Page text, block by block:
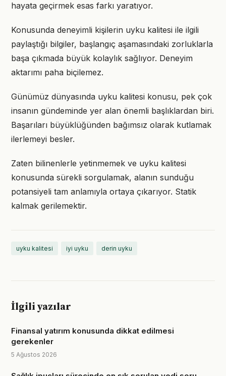
hayata geçirmek esas farkı yaratıyor.
Konusunda deneyimli kişilerin uyku kalitesi ile ilgili
paylaştığı bilgiler, başlangıç aşamasındaki zorluklarla
başa çıkmada büyük kolaylık sağlıyor. Deneyim
aktarımı paha biçilemez.
Günümüz dünyasında uyku kalitesi konusu, pek çok
insanın gündeminde yer alan önemli başlıklardan biri.
Başarıları büyüklüğünden bağımsız olarak kutlamak
ilerlemeyi besler.
Zaten bilinenlerle yetinmemek ve uyku kalitesi
konusunda sürekli sorgulamak, alanın sunduğu
potansiyeli tam anlamıyla ortaya çıkarıyor. Statik
kalmak gerilemektir.
uyku kalitesi iyi uyku derin uyku
İlgili yazılar
Finansal yatırım konusunda dikkat edilmesi
gerekenler
5 Ağustos 2026